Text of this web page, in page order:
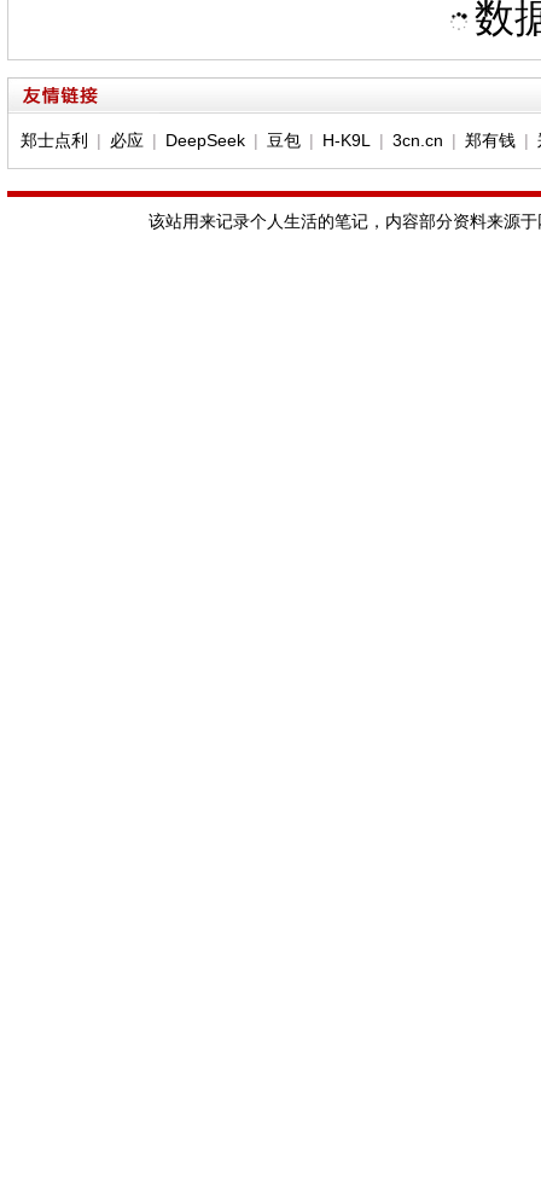
数
郑士点利 | 必应 | DeepSeek| 豆包| H-K9L | 3cn.cn | 郑有钱|
该站用来记录个人生活的笔记，内容部分资料来源